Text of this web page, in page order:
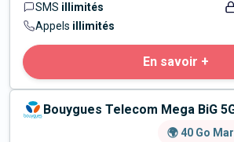
SMS illimités
Appels illimités
En savoir +
Bouygues Telecom Mega BiG
🌍 40 Go